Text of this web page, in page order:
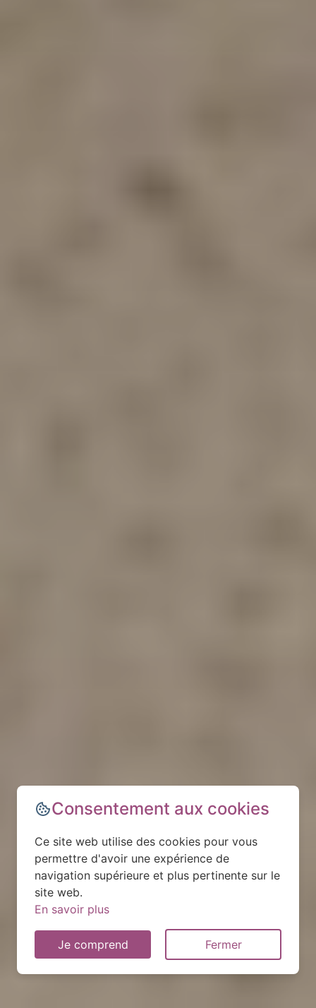
Consentement aux cookies
Ce site web utilise des cookies pour vous
permettre d'avoir une expérience de
navigation supérieure et plus pertinente sur le
site web.
En savoir plus
Je comprend Fermer